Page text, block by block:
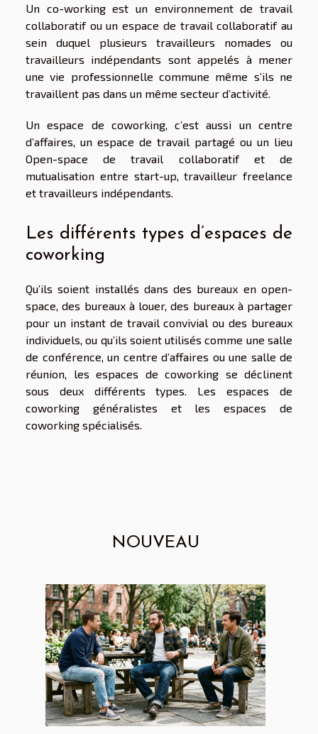
Un co-working est un environnement de travail
collaboratif ou un espace de travail collaboratif au
sein duquel plusieurs travailleurs nomades ou
travailleurs indépendants sont appelés à mener
une vie professionnelle commune même s’ils ne
travaillent pas dans un même secteur d’activité.
Un espace de coworking, c’est aussi un centre
d’affaires, un espace de travail partagé ou un lieu
Open-space de travail collaboratif et de
mutualisation entre start-up, travailleur freelance
et travailleurs indépendants.
Les différents types d’espaces de
coworking
Qu’ils soient installés dans des bureaux en open-
space, des bureaux à louer, des bureaux à partager
pour un instant de travail convivial ou des bureaux
individuels, ou qu’ils soient utilisés comme une salle
de conférence, un centre d’affaires ou une salle de
réunion, les espaces de coworking se déclinent
sous deux différents types. Les espaces de
coworking généralistes et les espaces de
coworking spécialisés.
NOUVEAU